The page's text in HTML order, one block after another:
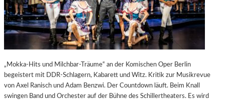
„Mokka-Hits und Milchbar-Träume“ an der Komischen Oper Berlin
begeistert mit DDR-Schlagern, Kabarett und Witz. Kritik zur Musikrevue
von Axel Ranisch und Adam Benzwi. Der Countdown läuft. Beim Knall
swingen Band und Orchester auf der Bühne des Schillertheaters. Es wird